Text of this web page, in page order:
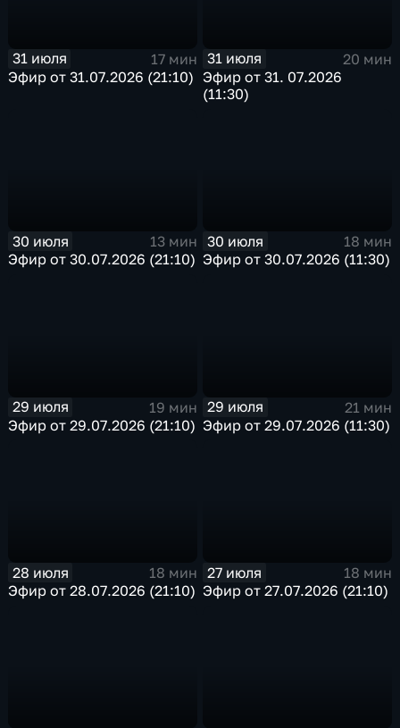
31 июля
17 мин
Эфир от 31.07.2026 (21:10)
31 июля
20 мин
Эфир от 31. 07.2026
(11:30)
30 июля
13 мин
Эфир от 30.07.2026 (21:10)
30 июля
18 мин
Эфир от 30.07.2026 (11:30)
29 июля
19 мин
Эфир от 29.07.2026 (21:10)
29 июля
21 мин
Эфир от 29.07.2026 (11:30)
28 июля
18 мин
Эфир от 28.07.2026 (21:10)
27 июля
18 мин
Эфир от 27.07.2026 (21:10)